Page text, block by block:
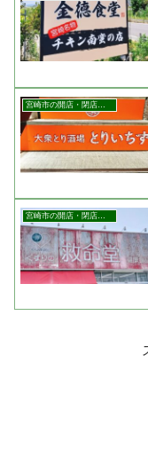
宮崎市の開店・閉店まとめ